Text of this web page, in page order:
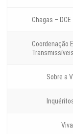
Chagas – DCE
Coordenação
Sobre a